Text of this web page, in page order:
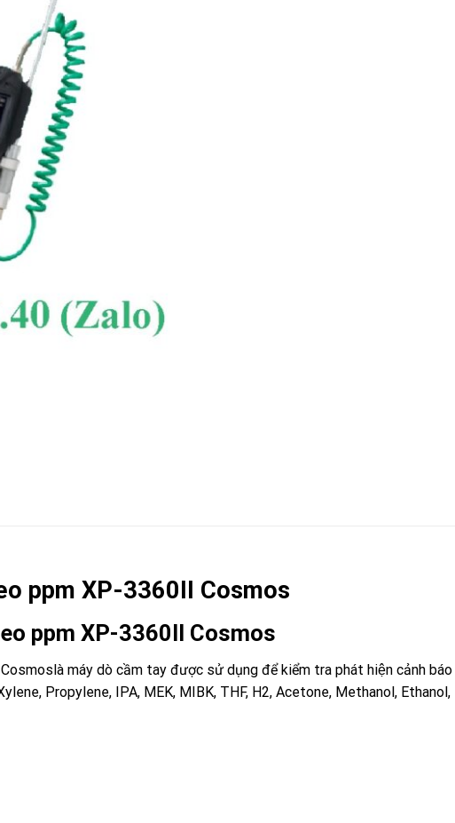
ppm XP-3360II Cosmos
ppm XP-3360II Cosmos
máy dò cầm tay được sử dụng để kiểm tra phát hiện cảnh
Propylene, IPA, MEK, MIBK, THF, H2, Acetone, Methanol,